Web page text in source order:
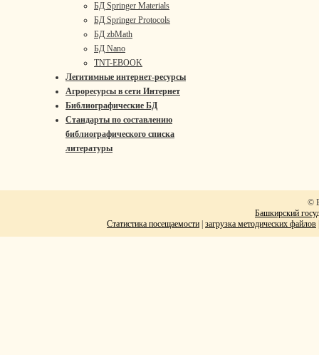
БД Springer Materials
БД Springer Protocols
БД zbMath
БД Nano
TNT-EBOOK
Легитимные интернет-ресурсы
Агроресурсы в сети Интернет
Библиографические БД
Стандарты по составлению
библиографического списка
литературы
©
Башкирский
Статистика посещаемости загрузка методических файлов